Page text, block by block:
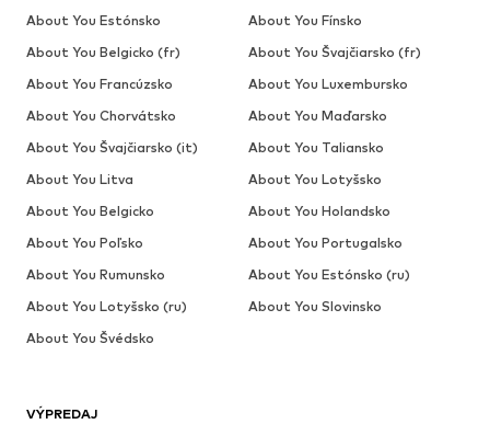
VÝPREDAJ
About You Estónsko
About You Fínsko
About You Belgicko (fr)
About You Švajčiarsko (fr)
About You Francúzsko
About You Luxembursko
About You Chorvátsko
About You Maďarsko
About You Švajčiarsko (it)
About You Taliansko
About You Litva
About You Lotyšsko
About You Belgicko
About You Holandsko
About You Poľsko
About You Portugalsko
About You Rumunsko
About You Estónsko (ru)
About You Lotyšsko (ru)
About You Slovinsko
About You Švédsko